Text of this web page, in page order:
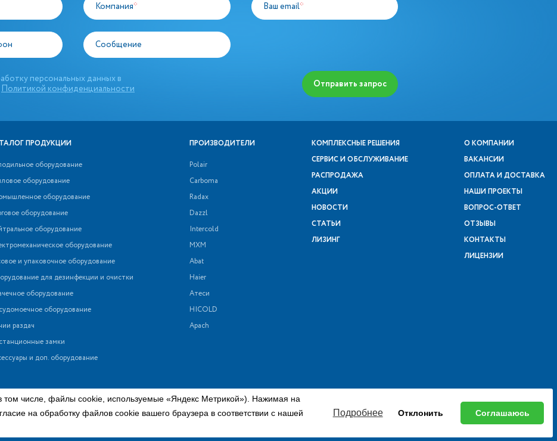
числе, файлы cookie, используемые «Яндекс Метрикой»). Нажимая на
на обработку файлов cookie вашего браузера в соответствии с нашей
Подробнее Отклонить Соглашаюсь
Компания* Ваш email*
Сообщение
персональных данных в
Политикой конфиденциальности Отправить запрос
ПРОДУКЦИИ
оборудование
оборудование
оборудование
оборудование
оборудование
оборудование
и упаковочное оборудование
для дезинфекции и очистки
оборудование
оборудование
раздач
замки
и доп. оборудование
ПРОИЗВОДИТЕЛИ
Polair
Carboma
Radax
Dazzl
Intercold
МХМ
Abat
Haier
Атеси
HICOLD
Apach
КОМПЛЕКСНЫЕ РЕШЕНИЯ
СЕРВИС И ОБСЛУЖИВАНИЕ
РАСПРОДАЖА
АКЦИИ
НОВОСТИ
СТАТЬИ
ЛИЗИНГ
О КОМПАНИИ
ВАКАНСИИ
ОПЛАТА И ДОСТАВКА
НАШИ ПРОЕКТЫ
ВОПРОС-ОТВЕТ
ОТЗЫВЫ
КОНТАКТЫ
ЛИЦЕНЗИИ
носит справочный характер и не является публичной офертой в соответствии с пунктом 2 статьи 437 ГК РФ.
о наличии и стоимости указанных товаров и (или) услуг, пожалуйста, обращайтесь к менеджеру.